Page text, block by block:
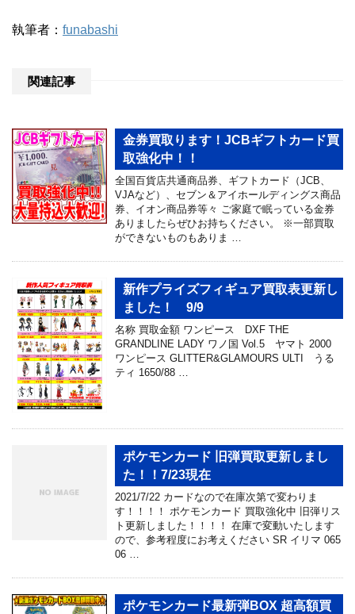
執筆者： funabashi
関連記事
金券買取ります！JCBギフトカード買
取強化中！！
全国百貨店共通商品券、ギフトカード（JCB、
VJAなど）、セブン＆アイホールディングス商品
券、イオン商品券等々 ご家庭で眠っている金券
ありましたらぜひお持ちください。 ※一部買取
ができないものもありま …
新作プライズフィギュア買取表更新し
ました！ 9/9
名称 買取金額 ワンピース DXF THE
GRANDLINE LADY ワノ国 Vol.5 ヤマト 2000
ワンピース GLITTER&GLAMOURS ULTI うる
ティ 1650/88 …
ポケモンカード 旧弾買取更新しまし
た！！7/23現在
2021/7/22 カードなので在庫次第で変わりま
す！！！！ ポケモンカード 買取強化中 旧弾リス
ト更新しました！！！！ 在庫で変動いたします
ので、参考程度にお考えください SR イリマ 065
06 …
ポケモンカード最新弾BOX 超高額買